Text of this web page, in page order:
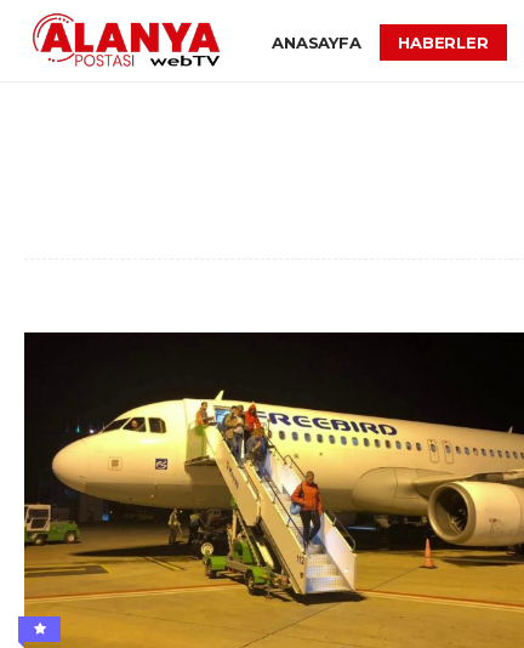
ANASAYFA HABERLER